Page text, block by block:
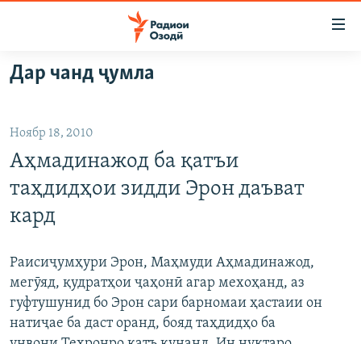
Ҷаҳиш
ба
аслӣ
Ҷаҳиш
ба
феҳристи
Ҷаҳиш
ҷустор
ГӮШАҲО
ҶОМЕА
ОСИЁИ МАРКАЗӢ
ФАРҲАНГ
МЕҲМОНИ ОЗОДӢ
ВАРЗИШ
РӮЗГОРИ МУҲОҶИР
САЛОМ, ХОҲАР
ТАҲҚИҚОТ
ҶАНГ ДАР УКРАИНА
НАЗАРИ МАРДУМ
БЛОГИСТОН
ОЗОДӢ ОНЛАЙН
ЧАНДРАСОНАӢ
ВИДЕО
РӮЙХАТҲО
Дар чанд ҷумла
Ноябр 18, 2010
Аҳмадинажод ба қатъи
таҳдидҳои зидди Эрон даъват
кард
Раисиҷумҳури Эрон, Маҳмуди Аҳмадинажод,
мегӯяд, қудратҳои ҷаҳонӣ агар мехоҳанд, аз
гуфтушунид бо Эрон сари барномаи ҳастаии он
натиҷае ба даст оранд, бояд таҳдидҳо ба